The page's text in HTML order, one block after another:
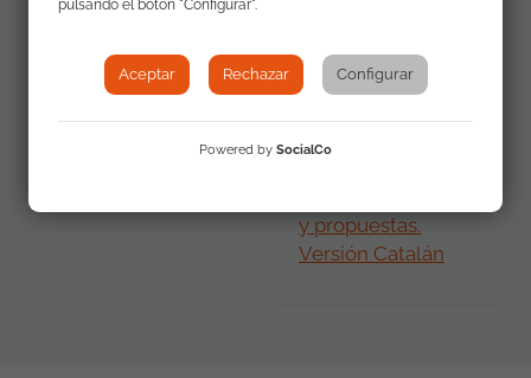
y propuestas.
Versión Inglés
y propuestas.
Versión Catalán
pulsando el botón "Configurar".
Aceptar Rechazar Configurar
Powered by SocialCo